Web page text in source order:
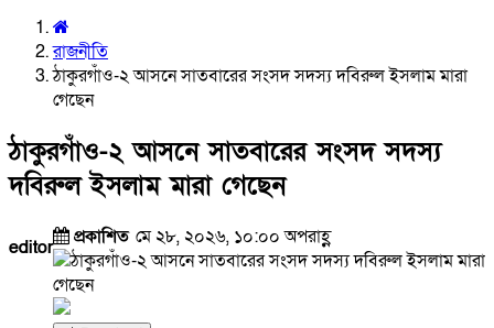
রাজনীতি
ঠাকুরগাঁও-২ আসনে সাতবারের সংসদ সদস্য দবিরুল ইসলাম মারা
গেছেন
ঠাকুরগাঁও-২ আসনে সাতবারের সংসদ সদস্য
দবিরুল ইসলাম মারা গেছেন
editor প্রকাশিত মে ২৮, ২০২৬, ১০:০০ অপরাহ্ণ